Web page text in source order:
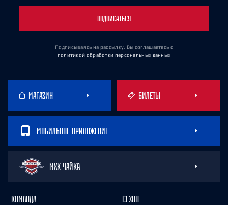
ПОДПИСАТЬСЯ
Подписываясь на рассылку, Вы соглашаетесь с
политикой обработки персональных данных
МАГАЗИН БИЛЕТЫ
МОБИЛЬНОЕ ПРИЛОЖЕНИЕ
МХК ЧАЙКА
КОМАНДА СЕЗОН